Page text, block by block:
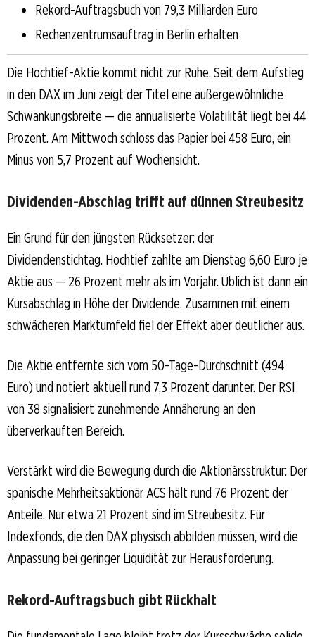
Rekord-Auftragsbuch von 79,3 Milliarden Euro
Rechenzentrumsauftrag in Berlin erhalten
Die Hochtief-Aktie kommt nicht zur Ruhe. Seit dem Aufstieg
in den DAX im Juni zeigt der Titel eine außergewöhnliche
Schwankungsbreite — die annualisierte Volatilität liegt bei 44
Prozent. Am Mittwoch schloss das Papier bei 458 Euro, ein
Minus von 5,7 Prozent auf Wochensicht.
Dividenden-Abschlag trifft auf dünnen Streubesitz
Ein Grund für den jüngsten Rücksetzer: der
Dividendenstichtag. Hochtief zahlte am Dienstag 6,60 Euro je
Aktie aus — 26 Prozent mehr als im Vorjahr. Üblich ist dann ein
Kursabschlag in Höhe der Dividende. Zusammen mit einem
schwächeren Marktumfeld fiel der Effekt aber deutlicher aus.
Die Aktie entfernte sich vom 50-Tage-Durchschnitt (494
Euro) und notiert aktuell rund 7,3 Prozent darunter. Der RSI
von 38 signalisiert zunehmende Annäherung an den
überverkauften Bereich.
Verstärkt wird die Bewegung durch die Aktionärsstruktur: Der
spanische Mehrheitsaktionär ACS hält rund 76 Prozent der
Anteile. Nur etwa 21 Prozent sind im Streubesitz. Für
Indexfonds, die den DAX physisch abbilden müssen, wird die
Anpassung bei geringer Liquidität zur Herausforderung.
Rekord-Auftragsbuch gibt Rückhalt